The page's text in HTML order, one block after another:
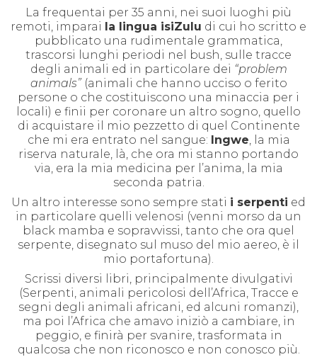
La frequentai per 35 anni, nei suoi luoghi più
remoti, imparai la lingua isiZulu di cui ho scritto e
pubblicato una rudimentale grammatica,
trascorsi lunghi periodi nel bush, sulle tracce
degli animali ed in particolare dei “problem
animals” (animali che hanno ucciso o ferito
persone o che costituiscono una minaccia per i
locali) e finii per coronare un altro sogno, quello
di acquistare il mio pezzetto di quel Continente
che mi era entrato nel sangue: Ingwe , la mia
riserva naturale, là, che ora mi stanno portando
via, era la mia medicina per l’anima, la mia
seconda patria.
Un altro interesse sono sempre stati i serpenti ed
in particolare quelli velenosi (venni morso da un
black mamba e sopravvissi, tanto che ora quel
serpente, disegnato sul muso del mio aereo, è il
mio portafortuna).
Scrissi diversi libri, principalmente divulgativi
(Serpenti, animali pericolosi dell’Africa, Tracce e
segni degli animali africani, ed alcuni romanzi),
ma poi l’Africa che amavo iniziò a cambiare, in
peggio, e finirà per svanire, trasformata in
qualcosa che non riconosco e non conosco più.